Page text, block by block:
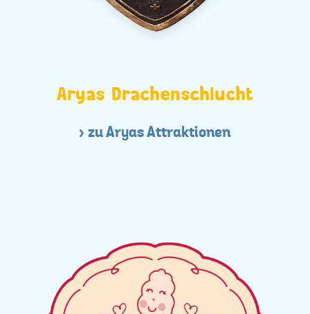
Aryas Drachenschlucht
zu Aryas Attraktionen